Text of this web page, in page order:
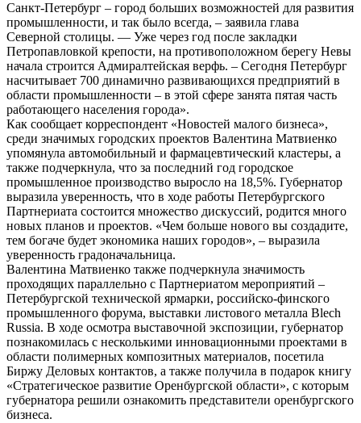
Санкт-Петербург – город больших возможностей для развития
промышленности, и так было всегда, – заявила глава
Северной столицы. — Уже через год после закладки
Петропавловкой крепости, на противоположном берегу Невы
начала строится Адмиралтейская верфь. – Сегодня Петербург
насчитывает 700 динамично развивающихся предприятий в
области промышленности – в этой сфере занята пятая часть
работающего населения города».
Как сообщает корреспондент «Новостей малого бизнеса»,
среди значимых городских проектов Валентина Матвиенко
упомянула автомобильный и фармацевтический кластеры, а
также подчеркнула, что за последний год городское
промышленное производство выросло на 18,5%. Губернатор
выразила уверенность, что в ходе работы Петербургского
Партнериата состоится множество дискуссий, родится много
новых планов и проектов. «Чем больше нового вы создадите,
тем богаче будет экономика наших городов», – выразила
уверенность градоначальница.
Валентина Матвиенко также подчеркнула значимость
проходящих параллельно с Партнериатом мероприятий –
Петербургской технической ярмарки, российско-финского
промышленного форума, выставки листового металла Blech
Russia. В ходе осмотра выставочной экспозиции, губернатор
познакомилась с несколькими инновационными проектами в
области полимерных композитных материалов, посетила
Биржу Деловых контактов, а также получила в подарок книгу
«Стратегическое развитие Оренбургской области», с которым
губернатора решили ознакомить представители оренбургского
бизнеса.